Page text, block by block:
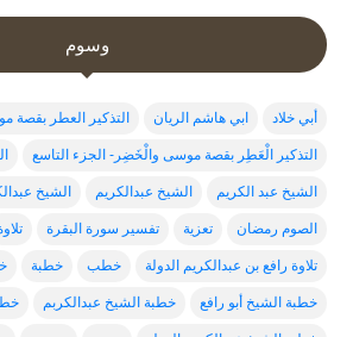
وسوم
أبي خلاد ابي هاشم الريان التذكير العطر بقصة
التذكير الْعَطِر بقصة موسى والْخَضِر- الجزء التاسع
الشيخ عبد الكريم الشيخ عبدالكريم الشيخ
الصوم رمضان تعزية تفسير سورة البقرة
تلاوة رافع بن عبدالكريم الدولة خطب خطبة
خطبة الشيخ أبو رافع خطبة الشيخ عبدالكربم